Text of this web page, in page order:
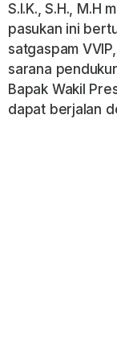
S.I.K., S.H., M.H
pasukan ini
satgaspam
sarana
Bapak Wakil
dapat berjalan